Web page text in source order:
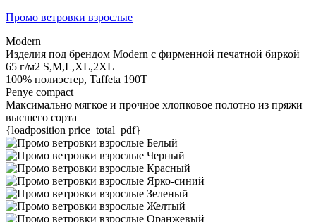
Промо ветровки взрослые
Modern
Изделия под брендом Modern с фирменной печатной биркой
65 г/м2 S,M,L,XL,2XL
100% полиэстер, Taffeta 190T
Penye compact
Максимально мягкое и прочное хлопковое полотно из пряжи
высшего сорта
{loadposition price_total_pdf}